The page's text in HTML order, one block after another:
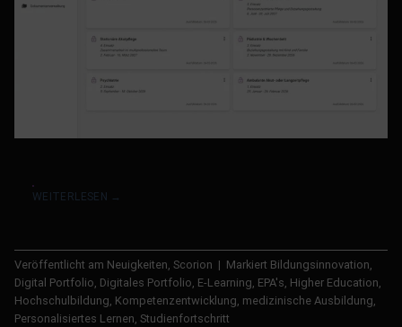
WEITERLESEN →
Veröffentlicht am Neuigkeiten, Scorion | Markiert Bildungsinnovation,
Digital Portfolio, Digitales Portfolio, E-Learning, EPA's, Higher Education,
Hochschulbildung, Kompetenzentwicklung, medizinische Ausbildung,
Personalisiertes Lernen, Studienfortschritt